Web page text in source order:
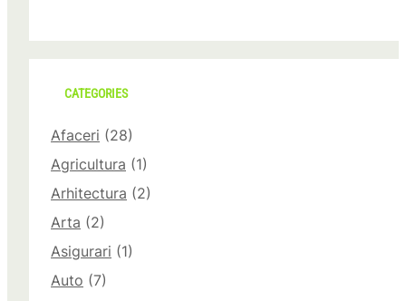
CATEGORIES
Afaceri (28)
Agricultura (1)
Arhitectura (2)
Arta (2)
Asigurari (1)
Auto (7)